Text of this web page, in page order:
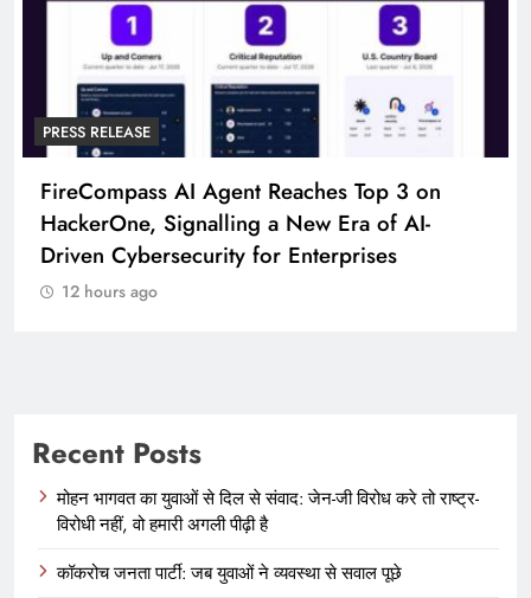
Reaches Top 3 on
a New Era of AI-
for Enterprises
PRESS RELEASE
Broadway Partners
To Launch
12 hours ago
Recent Posts
मोहन भागवत का युवाओं से दिल से संवाद: जेन-जी विरोध करे तो राष्ट्र-
विरोधी नहीं, वो हमारी अगली पीढ़ी है
कॉकरोच जनता पार्टी: जब युवाओं ने व्यवस्था से सवाल पूछे